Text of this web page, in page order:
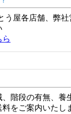
う屋各店舗、弊
ら
階段の有無、
をご案内いたし